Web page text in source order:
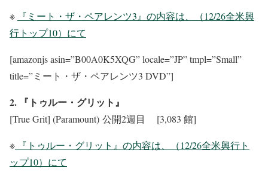
※
『ミート・ザ・ペアレンツ3』の内容は、（12/26全米興
行トップ10）にて
[amazonjs asin=”B00A0K5XQG” locale=”JP” tmpl=”Small”
title=”ミート・ザ・ペアレンツ3 DVD”]
2. 『トゥルー・グリット』
[True Grit] (Paramount) 公開2週目 [3,083 館]
※ 『トゥルー・グリット』の内容は、（12/26全米興行ト
ップ10）にて